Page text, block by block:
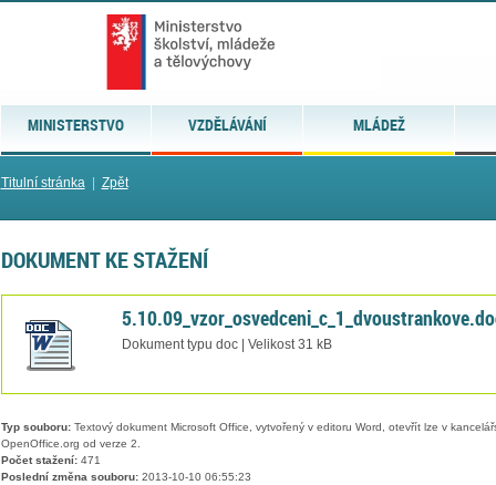
MINISTERSTVO VZDĚLÁVÁNÍ MLÁDEŽ
Titulní stránka| Zpět
DOKUMENT KE STAŽENÍ
Dokument typu doc | Velikost 31 kB
Typ souboru:Textový dokument Microsoft Office, vytvořený v editoru Word, otevřít lze v
OpenOffice.org od verze 2.
Počet stažení:471
Poslední změna souboru:2013-10-10 06:55:23